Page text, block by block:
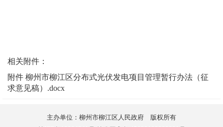
相关附件：
附件 柳州市柳江区分布式光伏发电项目管理暂行办法（征
求意见稿）.docx
主办单位：柳州市柳江区人民政府 版权所有